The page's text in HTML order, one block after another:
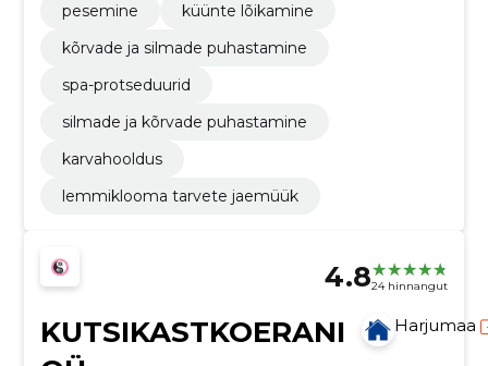
pesemine
küünte lõikamine
kõrvade ja silmade puhastamine
spa-protseduurid
silmade ja kõrvade puhastamine
karvahooldus
lemmiklooma tarvete jaemüük
4.824 hinnangut
KUTSIKASTKOERANI
Harjumaa